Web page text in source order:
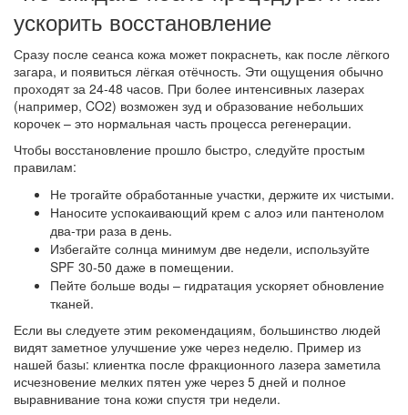
ускорить восстановление
Сразу после сеанса кожа может покраснеть, как после лёгкого
загара, и появиться лёгкая отёчность. Эти ощущения обычно
проходят за 24‑48 часов. При более интенсивных лазерах
(например, CO2) возможен зуд и образование небольших
корочек – это нормальная часть процесса регенерации.
Чтобы восстановление прошло быстро, следуйте простым
правилам:
Не трогайте обработанные участки, держите их чистыми.
Наносите успокаивающий крем с алоэ или пантенолом
два‑три раза в день.
Избегайте солнца минимум две недели, используйте
SPF 30‑50 даже в помещении.
Пейте больше воды – гидратация ускоряет обновление
тканей.
Если вы следуете этим рекомендациям, большинство людей
видят заметное улучшение уже через неделю. Пример из
нашей базы: клиентка после фракционного лазера заметила
исчезновение мелких пятен уже через 5 дней и полное
выравнивание тона кожи спустя три недели.